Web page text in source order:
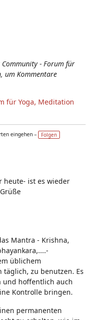
Community - Forum für
um Kommentare
für Yoga, Meditation
eingehen – Folgen
heute- ist es wieder
Mantra - Krishna,
üblichem
zu benutzen. Es
und hoffentlich auch
Kontrolle bringen.
permanenten